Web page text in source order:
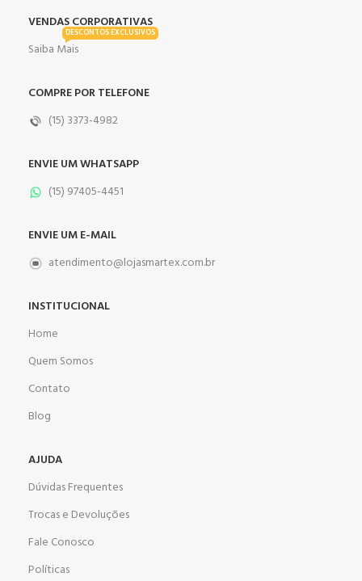
VENDAS CORPORATIVAS
Saiba Mais
DESCONTOS EXCLUSIVOS
COMPRE POR TELEFONE
(15) 3373-4982
ENVIE UM WHATSAPP
(15) 97405-4451
ENVIE UM E-MAIL
atendimento@lojasmartex.com.br
INSTITUCIONAL
Home
Quem Somos
Contato
Blog
AJUDA
Dúvidas Frequentes
Trocas e Devoluções
Fale Conosco
Políticas